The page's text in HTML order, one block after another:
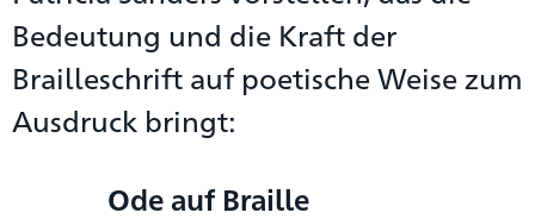
Bedeutung und die Kraft der
Brailleschrift auf poetische Weise zum
Ausdruck bringt:
Ode auf Braille